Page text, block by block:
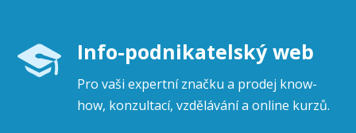
Info-podnikatelský web
Pro vaši expertní značku a prodej know-
how, konzultací, vzdělávání a online kurzů.